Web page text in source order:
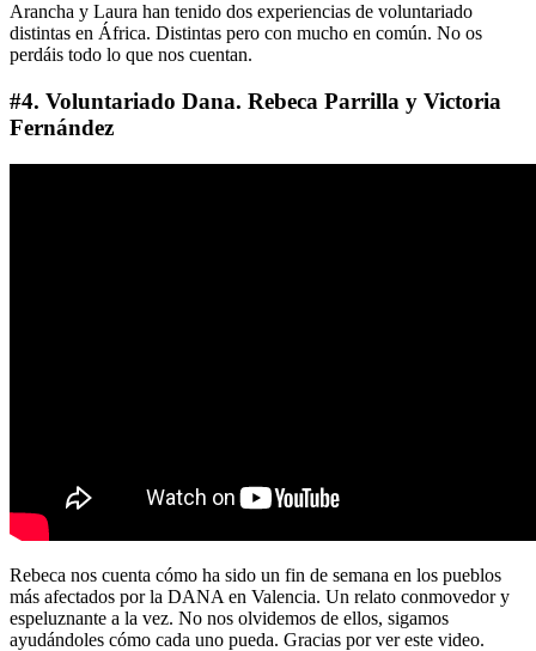
Arancha y Laura han tenido dos experiencias de voluntariado
distintas en África. Distintas pero con mucho en común. No os
perdáis todo lo que nos cuentan.
#4. Voluntariado Dana. Rebeca Parrilla y Victoria
Fernández
Rebeca nos cuenta cómo ha sido un fin de semana en los pueblos
más afectados por la DANA en Valencia. Un relato conmovedor y
espeluznante a la vez. No nos olvidemos de ellos, sigamos
ayudándoles cómo cada uno pueda. Gracias por ver este video.